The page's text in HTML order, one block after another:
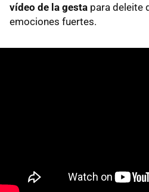
vídeo de la gesta para deleite
emociones fuertes.